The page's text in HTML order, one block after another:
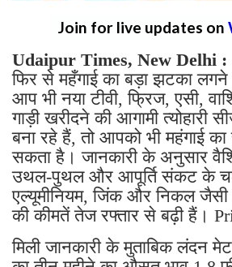
Join for live updates on
Udaipur Times, New Delhi :
फिर से महँगाई का बड़ा झटका
आप भी नया टीवी, फ्रिज, एसी,
गाड़ी खरीदने की आगामी त्योहारी
बना रहे हैं, तो आपको भी महंगाई
सकता है। जानकारी के अनुसार
उथल-पुथल और आपूर्ति संकट के
एल्यूमीनियम, जिंक और निकल
की कीमतें तेज रफ्तार से बढ़ी हैं।
मिली जानकारी के मुताबिक लंदन